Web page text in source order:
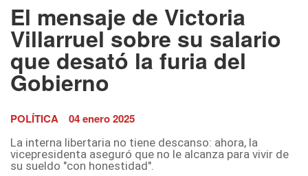
El mensaje de Victoria
Villarruel sobre su salario
que desató la furia del
Gobierno
POLÍTICA 04 enero 2025
La interna libertaria no tiene descanso: ahora, la
vicepresidenta aseguró que no le alcanza para vivir de
su sueldo "con honestidad".